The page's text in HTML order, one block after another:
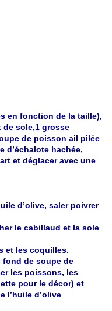
en fonction de la taille),
sole,1 grosse
de poisson ail pilée
d’échalote hachée,
et déglacer avec une
d’olive, saler poivrer
le cabillaud et la sole
et les coquilles.
fond de soupe de
les poissons, les
pour le décor) et
l’huile d’olive